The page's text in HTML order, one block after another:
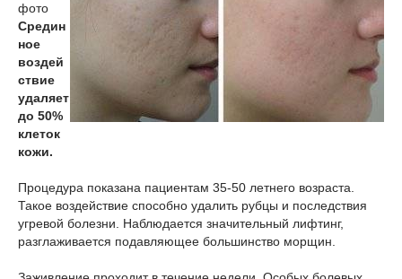
фото
Средин
ное
воздей
ствие
удаляет
до 50%
клеток
кожи.
Процедура показана пациентам 35-50 летнего возраста.
Такое воздействие способно удалить рубцы и последствия
угревой болезни. Наблюдается значительный лифтинг,
разглаживается подавляющее большинство морщин.